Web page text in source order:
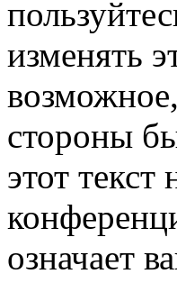
изменять
стороны
этот
означает